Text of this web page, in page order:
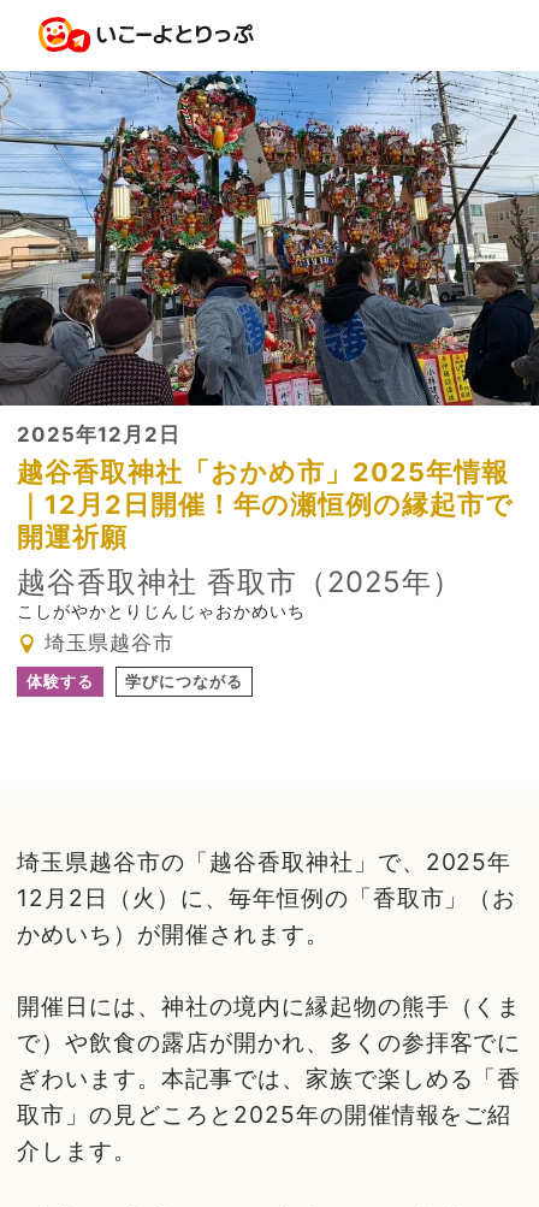
2025年12月2日
越谷香取神社「おかめ市」2025年情報
｜12月2日開催！年の瀬恒例の縁起市で
開運祈願
越谷香取神社 香取市（2025年）
こしがやかとりじんじゃおかめいち
埼玉県越谷市
体験する 学びにつながる
埼玉県越谷市の「越谷香取神社」で、2025年
12月2日（火）に、毎年恒例の「香取市」（お
かめいち）が開催されます。
開催日には、神社の境内に縁起物の熊手（くま
で）や飲食の露店が開かれ、多くの参拝客でに
ぎわいます。本記事では、家族で楽しめる「香
取市」の見どころと2025年の開催情報をご紹
介します。